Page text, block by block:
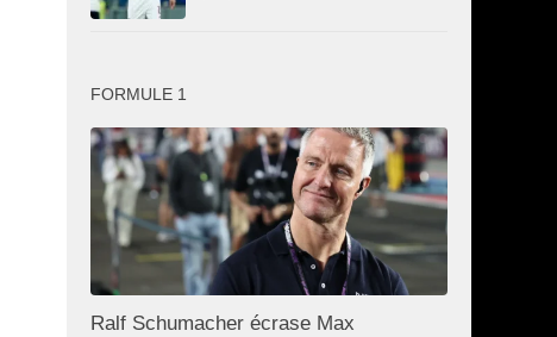
FORMULE 1
Ralf Schumacher écrase Max